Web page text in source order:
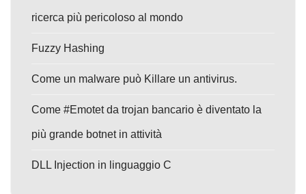
ricerca più pericoloso al mondo
Fuzzy Hashing
Come un malware può Killare un antivirus.
Come #Emotet da trojan bancario è diventato la
più grande botnet in attività
DLL Injection in linguaggio C